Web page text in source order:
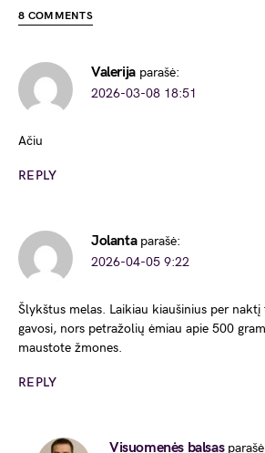
8 COMMENTS
Valerija parašė:
2026-03-08 18:51
Ačiu
REPLY
Jolanta parašė:
2026-04-05 9:22
Šlykštus melas. Laikiau kiaušinius per
gavosi, nors petražolių ėmiau apie 500
maustote žmones.
REPLY
Visuomenės balsas